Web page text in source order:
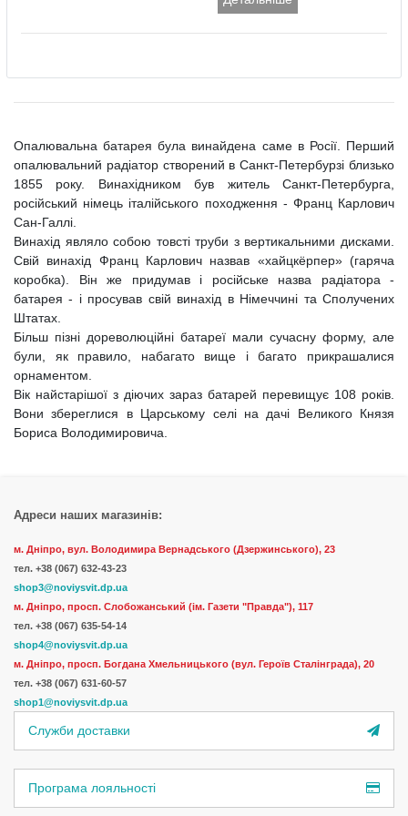
Опалювальна батарея була винайдена саме в Росії. Перший
опалювальний радіатор створений в Санкт-Петербурзі близько
1855 року. Винахідником був житель Санкт-Петербурга,
російський німець італійського походження - Франц Карлович
Сан-Галлі.
Винахід являло собою товсті труби з вертикальними дисками.
Свій винахід Франц Карлович назвав «хайцкёрпер» (гаряча
коробка). Він же придумав і російське назва радіатора -
батарея - і просував свій винахід в Німеччині та Сполучених
Штатах.
Більш пізні дореволюційні батареї мали сучасну форму, але
були, як правило, набагато вище і багато прикрашалися
орнаментом.
Вік найстарішої з діючих зараз батарей перевищує 108 років.
Вони збереглися в Царському селі на дачі Великого Князя
Бориса Володимировича.
Адреси наших магазинів:
м. Дніпро, вул. Володимира Вернадського (Дзержинського), 23
тел. +38 (067) 632-43-23
shop3@noviysvit.dp.ua
м. Дніпро, просп. Слобожанський (ім. Газети "Правда"), 117
тел. +38 (067) 635-54-14
shop4@noviysvit.dp.ua
м. Дніпро, просп. Богдана Хмельницького (вул. Героїв Сталінграда), 20
тел. +38 (067) 631-60-57
shop1@noviysvit.dp.ua
Служби доставки
Програма лояльності